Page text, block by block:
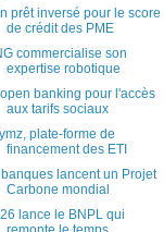
prêt inversé pour le score
de crédit des PME
commercialise son
expertise robotique
banking pour l'accès
aux tarifs sociaux
plate-forme de
financement des ETI
lancent un Projet
Carbone mondial
lance le BNPL qui